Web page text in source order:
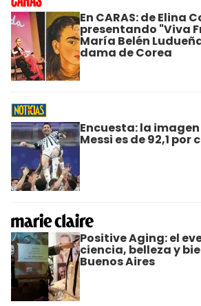
En CARAS: de Elina
presentando "Viva
María Belén
dama de Corea
Encuesta: la
Messi es de 92,1 por
Positive Aging: el
ciencia, belleza y
Buenos Aires